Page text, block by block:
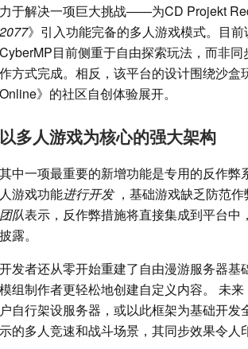
力于解决一项巨大挑战——为CD Projekt
2077》引入功能完备的多人游戏模式。目
CyberMP目前侧重于自由探索玩法，而非
作方式完成。相反，该平台的设计围绕沙盒
Online》的社区自创体验展开。
以多人游戏为核心的强大架构
其中一项最重要的新增功能是专用的反作弊
人游戏功能进行开发 ，基础游戏缺乏防范
团队表示，反作弊措施将直接集成到平台
披露。
开发者还从零开始重建了自由漫游服务器
模组制作者更轻松地创建自定义内容。 未
户自行架设服务器，或以此框架为基础开
示的多人竞速和战斗场景，其同步效果令人